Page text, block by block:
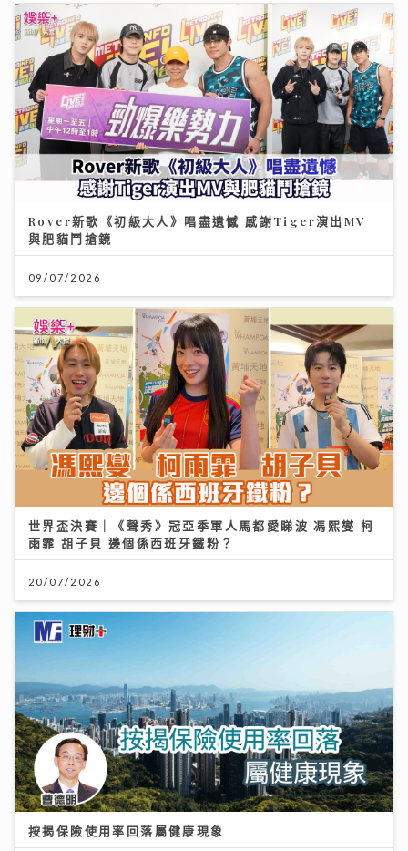
Rover新歌《初級大人》唱盡遺憾 感謝Tiger演出MV
與肥貓鬥搶鏡
09/07/2026
世界盃決賽｜《聲秀》冠亞季軍人馬都愛睇波 馮熙燮 柯
雨霏 胡子貝 邊個係西班牙鐵粉？
20/07/2026
按揭保險使用率回落屬健康現象